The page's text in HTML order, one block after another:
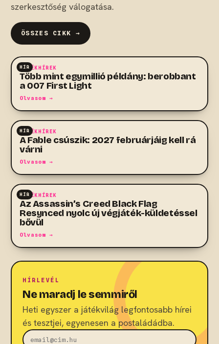
szerkesztőség válogatása.
ÖSSZES CIKK →
HÍR
JÁTÉKHÍREK
Több mint egymillió példány: berobbant
a 007 First Light
Olvasom →
HÍR
JÁTÉKHÍREK
A Fable csúszik: 2027 februárjáig kell rá
várni
Olvasom →
HÍR
JÁTÉKHÍREK
Az Assassin’s Creed Black Flag
Resynced nyolc új végjáték-küldetéssel
bővül
Olvasom →
HÍRLEVÉL
Ne maradj le semmiről
Heti egyszer a játékvilág legfontosabb hírei
és tesztjei, egyenesen a postaládádba.